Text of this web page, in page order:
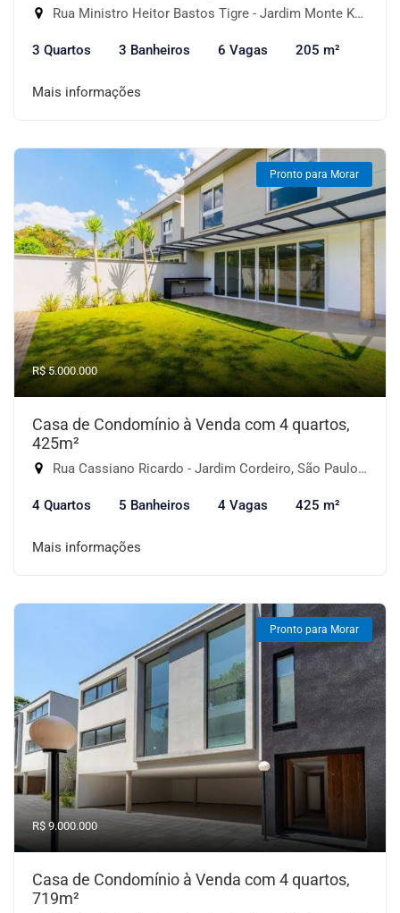
Rua Ministro Heitor Bastos Tigre - Jardim Monte Kemel, São Paulo-SP
3 Quartos 3 Banheiros 6 Vagas 205 m²
Mais informações
Pronto para Morar
R$ 5.000.000
Casa de Condomínio à Venda com 4 quartos,
425m²
Rua Cassiano Ricardo - Jardim Cordeiro, São Paulo-SP
4 Quartos 5 Banheiros 4 Vagas 425 m²
Mais informações
Pronto para Morar
R$ 9.000.000
Casa de Condomínio à Venda com 4 quartos,
719m²